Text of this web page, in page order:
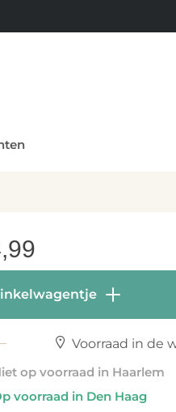
Voorraad in de
op voorraad in Haarlem
voorraad in Den Haag